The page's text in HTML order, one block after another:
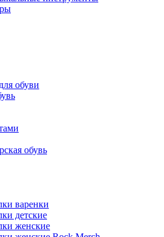
обуви
обувь
варенки
детские
женские